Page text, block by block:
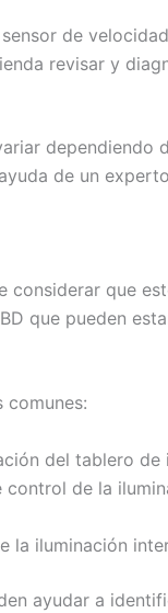
de
revisar y
de un
que
que pueden
del tablero de
de la
la iluminación
ayudar a